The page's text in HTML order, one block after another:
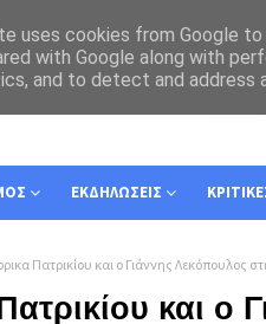
ΕΚΔΗΛΩΣΕΙΣ
Πατρικίου και ο Γιάννης Λεκόπουλος
και ο
uses cookies from Google
with Google along with
and to detect and address